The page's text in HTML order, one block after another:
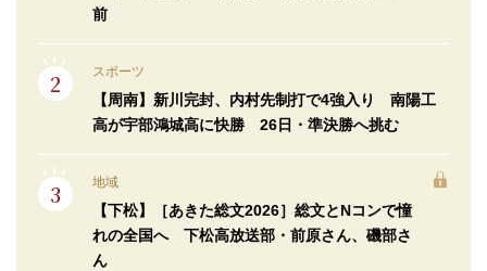
前
スポーツ
【周南】新川完封、内村先制打で4強入り 南陽工
高が宇部鴻城高に快勝 26日・準決勝へ挑む
地域
【下松】［あきた総文2026］総文とNコンで憧
れの全国へ 下松高放送部・前原さん、磯部さ
ん